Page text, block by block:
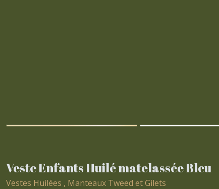
Veste Enfants Huilé matelassée Bleu
Vestes Huilées , Manteaux Tweed et Gilets